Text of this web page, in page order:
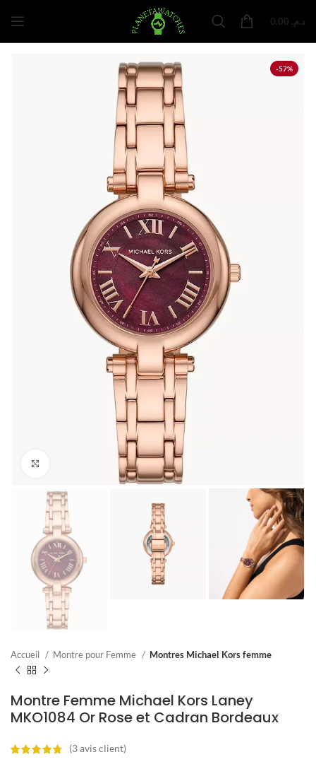
د.م.
-57%
Accueil Montre pour Femme Montres Michael Kors femme
Montre Femme Michael Kors Laney
MKO1084 Or Rose et Cadran Bordeaux
(3avis client)